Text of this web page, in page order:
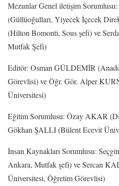
Mezunlar Genel iletişim
(Güllüoğulları, Yiyecek İçecek
(Hilton Bomonti, Sous şefi) ve
Mutfak Şefi)
Editör: Osman GÜLDEMİR
Görevlisi) ve Öğr. Gör. Alper
Üniversitesi)
Eğitim Sorumlusu: Özay AKAR
Gökhan ŞALLI (Bülent Ecevit
İnsan Kaynakları Sorumlusu:
Ankara, Mutfak şefi) ve Sercan
Üniversitesi, Öğretim Görevlisi)